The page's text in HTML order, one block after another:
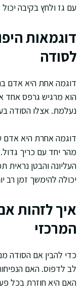
עם גז ולחץ בקיבה
דוגמאות
לסודה
דוגמה אחת היא אדם
הוא מרגיש גרפס אחד
נעלמת. אצלו הסודה
דוגמה אחרת היא אדם
מהר יחד עם כריך
העליונה והבטן נראית
יכולה להימשך זמן רב
איך לזהות
המרכזי
כדי להבין אם הסודה
לב לדפוס. האם
האם היא חוזרת בכל